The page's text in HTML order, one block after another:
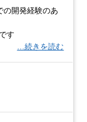
開発経験のあ
す
…続きを読む